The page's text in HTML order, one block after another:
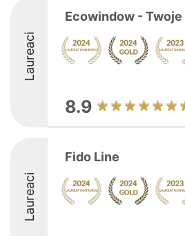
Laureaci
Ecowindow -
8.9
Laureaci
Fido Line